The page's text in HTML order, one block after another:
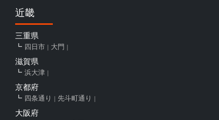
近畿
三重県
四日市 大門
滋賀県
浜大津
京都府
四条通り 先斗町通り
大阪府